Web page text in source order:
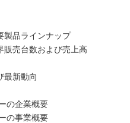
製品ラインナップ
販売台数および売上高
最新動向
の企業概要
の事業概要